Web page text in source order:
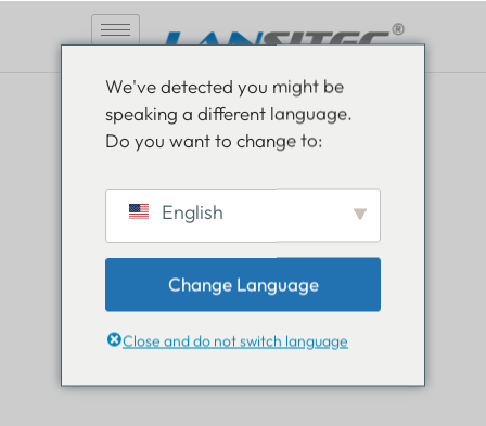
Soyez informé, restez
informé
Lisez tout sur les nouveautés dans le monde de
Lansitec et gardez une longueur d’avance.
We've detected you might be
speaking a different language.
Do you want to change to:
English
Change Language
Close and do not switch language